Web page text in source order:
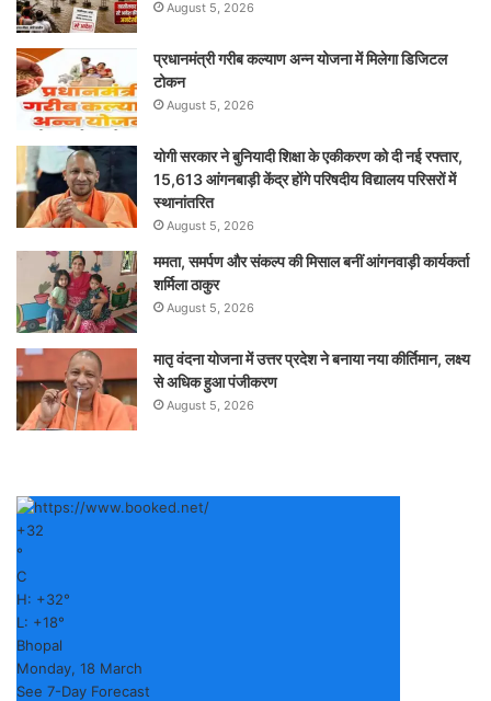
August 5, 2026
प्रधानमंत्री गरीब कल्याण अन्न योजना में मिलेगा डिजिटल
टोकन
August 5, 2026
योगी सरकार ने बुनियादी शिक्षा के एकीकरण को दी नई रफ्तार,
15,613 आंगनबाड़ी केंद्र होंगे परिषदीय विद्यालय परिसरों में
स्थानांतरित
August 5, 2026
ममता, समर्पण और संकल्प की मिसाल बनीं आंगनवाड़ी कार्यकर्ता
शर्मिला ठाकुर
August 5, 2026
मातृ वंदना योजना में उत्तर प्रदेश ने बनाया नया कीर्तिमान, लक्ष्य
से अधिक हुआ पंजीकरण
August 5, 2026
+32
°
C
H: +32°
L: +18°
Bhopal
Monday, 18 March
See 7-Day Forecast